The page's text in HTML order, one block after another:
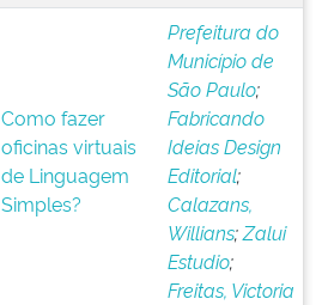
Como fazer
oficinas virtuais
de Linguagem
Simples?
Prefeitura do
Município de
São Paulo;
Fabricando
Ideias Design
Editorial;
Calazans,
Willians;Zalui
Estudio;
Freitas, Victoria